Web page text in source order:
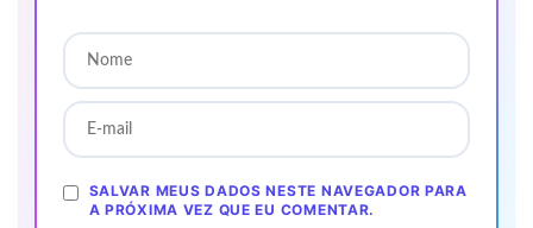
SALVAR MEUS DADOS NESTE NAVEGADOR PARA
A PRÓXIMA VEZ QUE EU COMENTAR.